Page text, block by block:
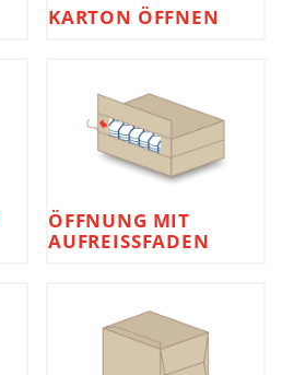
KARTON ÖFFNEN
ÖFFNUNG MIT
AUFREISSFADEN